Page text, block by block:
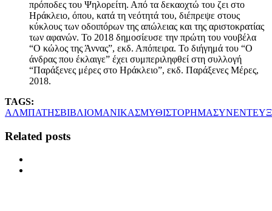
πρόποδες του Ψηλορείτη. Από τα δεκαοχτώ του ζει στο
Ηράκλειο, όπου, κατά τη νεότητά του, διέπρεψε στους
κύκλους των οδοιπόρων της απώλειας και της αριστοκρατίας
των αφανών. Το 2018 δημοσίευσε την πρώτη του νουβέλα
“Ο κώλος της Άννας”, εκδ. Απόπειρα. Το διήγημά του “Ο
άνδρας που έκλαιγε” έχει συμπεριληφθεί στη συλλογή
“Παράξενες μέρες στο Ηράκλειο”, εκδ. Παράξενες Μέρες,
2018.
TAGS:
ΑΛΜΠΑΤΗΣΒΙΒΛΙΟΜΑΝΙΚΑΣΜΥΘΙΣΤΟΡΗΜΑ
Related posts